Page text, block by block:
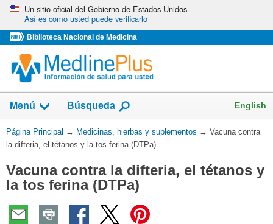
Omita
vaya
al
Contenido
Un sitio oficial del Gobierno de Estados Unidos
Así es como usted puede verificarlo
Biblioteca Nacional de Medicina
Menú
Mostrar
campo
de
Búsqueda English
Usted
está
Página Principal → Medicinas, hierbas y suplementos → Vacuna contra
la difteria, el tétanos y la tos ferina (DTPa)
Vacuna contra la difteria, el tétanos y
la tos ferina (DTPa)